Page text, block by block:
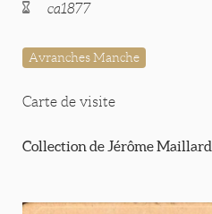
ca1877
Avranches Manche
Carte de visite
Collection de Jérôme Maillard.